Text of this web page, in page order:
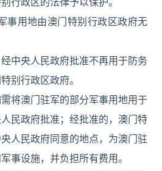
事用地由澳门特别行政区政府无
中央人民政府批准不再用于防务
别行政区政府。
将澳门驻军的部分军事用地用于
民政府批准；经批准的，澳门特
人民政府同意的地点，为澳门驻
事设施，并负担所有费用。